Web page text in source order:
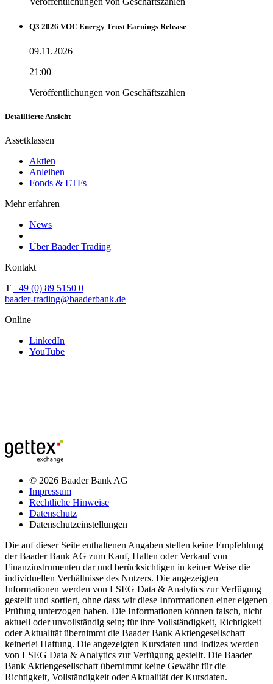
Q3 2026 VOC Energy Trust Earnings Release
09.11.2026
21:00
Veröffentlichungen von Geschäftszahlen
Detaillierte Ansicht
Assetklassen
Aktien
Anleihen
Fonds & ETFs
Mehr erfahren
News
Über Baader Trading
Kontakt
T +49 (0) 89 5150 0
baader-trading@baaderbank.de
Online
LinkedIn
YouTube
© 2026 Baader Bank AG
Impressum
Rechtliche Hinweise
Datenschutz
Datenschutzeinstellungen
Die auf dieser Seite enthaltenen Angaben stellen keine Empfehlung
der Baader Bank AG zum Kauf, Halten oder Verkauf von
Finanzinstrumenten dar und berücksichtigen in keiner Weise die
individuellen Verhältnisse des Nutzers. Die angezeigten
Informationen werden von LSEG Data & Analytics zur Verfügung
gestellt und sortiert, ohne dass wir diese Informationen einer eigenen
Prüfung unterzogen haben. Die Informationen können falsch, nicht
aktuell oder unvollständig sein; für ihre Vollständigkeit, Richtigkeit
oder Aktualität übernimmt die Baader Bank Aktiengesellschaft
keinerlei Haftung. Die angezeigten Kursdaten und Indizes werden
von LSEG Data & Analytics zur Verfügung gestellt. Die Baader
Bank Aktiengesellschaft übernimmt keine Gewähr für die
Richtigkeit, Vollständigkeit oder Aktualität der Kursdaten.